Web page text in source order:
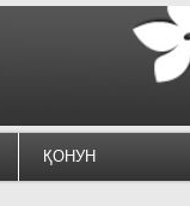
ҚОНУН